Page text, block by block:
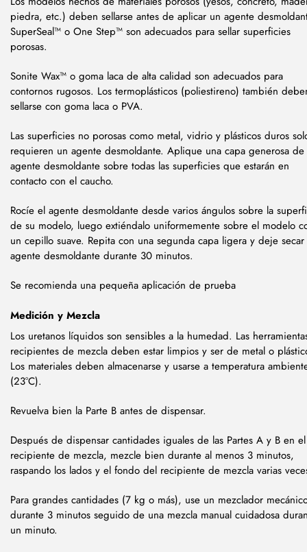
piedra, etc.) deben sellarse antes de aplicar un agente
SuperSeal™ o One Step™ son adecuados para sellar superficies
porosas.
Sonite Wax™ o goma laca de alta calidad son adecuados para
contornos rugosos. Los termoplásticos (poliestireno) también
sellarse con goma laca o PVA.
Las superficies no porosas como metal, vidrio y plásticos duros
requieren un agente desmoldante. Aplique una capa generosa de
agente desmoldante sobre todas las superficies que estarán en
contacto con el caucho.
Rocíe el agente desmoldante desde varios ángulos sobre la
de su modelo, luego extiéndalo uniformemente sobre el modelo
un cepillo suave. Repita con una segunda capa ligera y deje
agente desmoldante durante 30 minutos.
Se recomienda una pequeña aplicación de prueba
Medición y Mezcla
Los uretanos líquidos son sensibles a la humedad. Las
recipientes de mezcla deben estar limpios y ser de metal o
Los materiales deben almacenarse y usarse a temperatura
(23°C).
Revuelva bien la Parte B antes de dispensar.
Después de dispensar cantidades iguales de las Partes A y B en el
recipiente de mezcla, mezcle bien durante al menos 3 minutos,
raspando los lados y el fondo del recipiente de mezcla varias
Para grandes cantidades (7 kg o más), use un mezclador
durante 3 minutos seguido de una mezcla manual cuidadosa
un minuto.